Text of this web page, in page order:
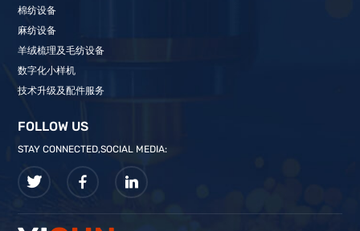
棉纺设备
麻纺设备
羊绒梳理及毛纺设备
数字化小样机
技术升级及配件服务
FOLLOW US
STAY CONNECTED,SOCIAL MEDIA: